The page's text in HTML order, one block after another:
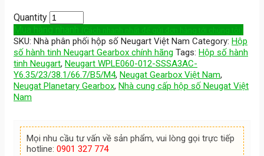
Quantity
Mua hàng nhanh (Cách nhanh nhất để gửi đơn hàng tới chúng tôi)
SKU: Nhà phân phối hộp số Neugart Việt Nam Category: Hộp
số hành tinh Neugart Gearbox chính hãng Tags: Hộp số hành
tinh Neugart, Neugart WPLE060-012-SSSA3AC-
Y6.35/23/38.1/66.7/B5/M4, Neugat Gearbox Việt Nam,
Neugat Planetary Gearbox, Nhà cung cấp hộp số Neugat Việt
Nam
Mọi nhu cầu tư vấn về sản phẩm, vui lòng gọi trực tiếp
hotline: 0901 327 774